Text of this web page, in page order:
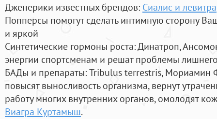
Дженерики известных брендов: Сиалис и левитра
Попперсы помогут сделать интимную сторону
и яркой
Синтетические гормоны роста: Динатроп,
энергии спортсменам и решат проблемы
БАДы и препараты:Tribulus terrestris, Мориамин
повысят выносливость организма, вернут
работу многих внутренних органов, омолодят
Виагра Куртамыш.